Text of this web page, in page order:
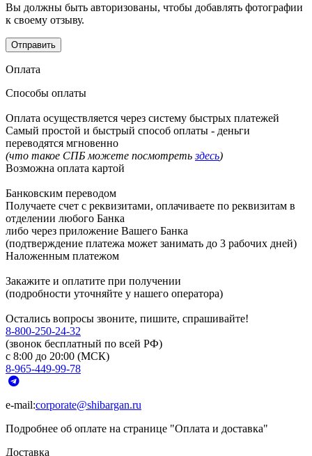
Вы должны быть авторизованы, чтобы добавлять фотографии
к своему отзыву.
Оплата
Способы оплаты
Оплата осуществляется через систему быстрых платежей
Самый простой и быстрый способ оплаты - деньги
переводятся мгновенно
(что такое СПБ можете посмотретьздесь)
Возможна оплата картой
Банковским переводом
Получаете счет с реквизитами, оплачиваете по реквизитам в
отделении любого Банка
либо через приложение Вашего Банка
(подтверждение платежа может занимать до 3 рабочих дней)
Наложенным платежом
Закажите и оплатите при получении
(подробности уточняйте у нашего оператора)
Остались вопросы звоните, пишите, спрашивайте!
8-800-250-24-32
(звонок бесплатный по всей РФ)
с 8:00 до 20:00 (МСК)
8-965-449-99-78
e-mail:corporate@shibargan.ru
Подробнее об оплате на странице "Оплата и доставка"
Доставка